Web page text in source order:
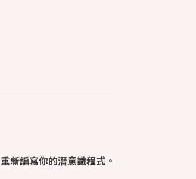
重新編寫你的潛意識程式 。